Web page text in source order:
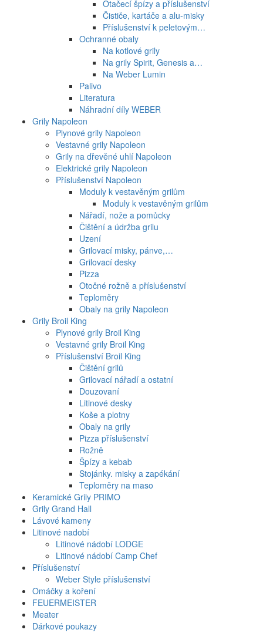
Otačecí špízy a příslušenství
Čističe, kartáče a alu-misky
Příslušenství k peletovým…
Ochranné obaly
Na kotlové grily
Na grily Spirit, Genesis a…
Na Weber Lumin
Palivo
Literatura
Náhradní díly WEBER
Grily Napoleon
Plynové grily Napoleon
Vestavné grily Napoleon
Grily na dřevěné uhlí Napoleon
Elektrické grily Napoleon
Příslušenství Napoleon
Moduly k vestavěným grilům
Moduly k vestavěným grilům
Nářadí, nože a pomůcky
Čištění a údržba grilu
Uzení
Grilovací misky, pánve,…
Grilovací desky
Pizza
Otočné rožně a příslušenství
Teploměry
Obaly na grily Napoleon
Grily Broil King
Plynové grily Broil King
Vestavné grily Broil King
Příslušenství Broil King
Čištění grilů
Grilovací nářadí a ostatní
Douzovaní
Litinové desky
Koše a plotny
Obaly na grily
Pizza příslušenství
Rožně
Špízy a kebab
Stojánky. misky a zapékání
Teploměry na maso
Keramické Grily PRIMO
Grily Grand Hall
Lávové kameny
Litinové nadobí
Litinové nádobí LODGE
Litinové nádobí Camp Chef
Příslušenství
Weber Style příslušenství
Omáčky a koření
FEUERMEISTER
Meater
Dárkové poukazy